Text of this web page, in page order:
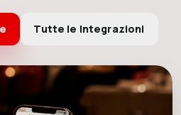
Tutte le Integrazioni